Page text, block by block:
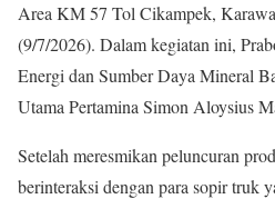
Area KM 57 Tol Cikampek,
(9/7/2026). Dalam kegiatan ini,
Energi dan Sumber Daya Mineral
Utama Pertamina Simon Aloysius
Setelah meresmikan peluncuran
berinteraksi dengan para sopir truk